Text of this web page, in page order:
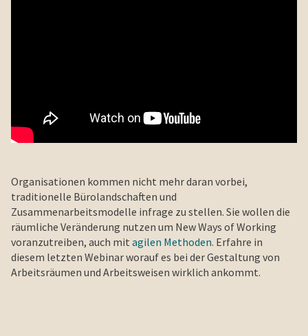
Organisationen kommen nicht mehr daran vorbei,
traditionelle Bürolandschaften und
Zusammenarbeitsmodelle infrage zu stellen. Sie wollen die
räumliche Veränderung nutzen um New Ways of Working
voranzutreiben, auch mit agilen Methoden. Erfahre in
diesem letzten Webinar worauf es bei der Gestaltung von
Arbeitsräumen und Arbeitsweisen wirklich ankommt.